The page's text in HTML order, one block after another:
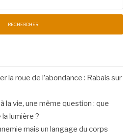
la roue de l’abondance : Rabais sur
la vie, une même question : que
lumière ?
mais un langage du corps